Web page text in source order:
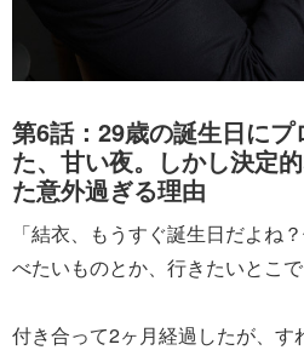
第6話：29歳の誕生日にプ
た、甘い夜。しかし決定
た意外過ぎる理由
「結衣、もうすぐ誕生日だよね
べたいものとか、行きたいとこで
付き合って2ヶ月経過したが、す